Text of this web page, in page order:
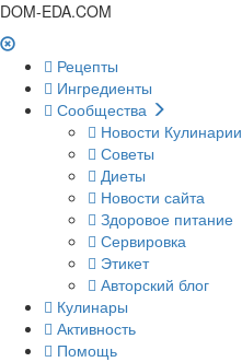
DOM-EDA.COM
Рецепты
Ингредиенты
Сообщества
Новости Кулинарии
Советы
Диеты
Новости сайта
Здоровое питание
Сервировка
Этикет
Авторский блог
Кулинары
Активность
Помощь